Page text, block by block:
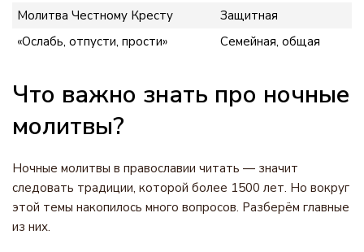
Молитва Честному Кресту
Защитная
«Ослабь, отпусти, прости»
Семейная, общая
Что важно знать про ночные
молитвы?
Ночные молитвы в православии читать — значит
следовать традиции, которой более 1500 лет. Но вокруг
этой темы накопилось много вопросов. Разберём главные
из них.